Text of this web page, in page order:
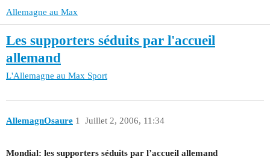
Allemagne au Max
Les supporters séduits par l'accueil
allemand
L'Allemagne au Max Sport
AllemagnOsaure Juillet 2, 2006, 11:34
1
Mondial: les supporters séduits par l’accueil allemand